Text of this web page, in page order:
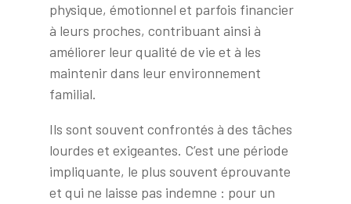
physique, émotionnel et parfois financier
à leurs proches, contribuant ainsi à
améliorer leur qualité de vie et à les
maintenir dans leur environnement
familial.
Ils sont souvent confrontés à des tâches
lourdes et exigeantes. C’est une période
impliquante, le plus souvent éprouvante
et qui ne laisse pas indemne : pour un